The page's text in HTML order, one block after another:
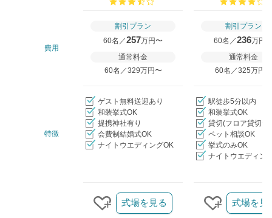
費用
割引プラン
60名／257万円〜
通常料金
60名／329万円〜
割引プラン
60名／236万円
通常料金
60名／325万円〜
特徴
ゲスト無料送迎あり
和装挙式OK
提携神社有り
会費制結婚式OK
ナイトウエディングOK
駅徒歩5分以内
和装挙式OK
貸切(フロア貸切含
ペット相談OK
挙式のみOK
ナイトウエディン
クリップする
式場を見る
クリップす
式場を見